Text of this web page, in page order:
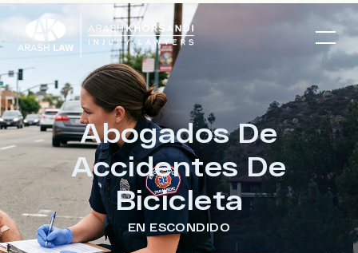
Abogados De
Accidentes De
Bicicleta
EN ESCONDIDO